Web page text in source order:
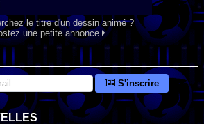
le titre d'un dessin animé ?
une petite annonce
S'inscrire